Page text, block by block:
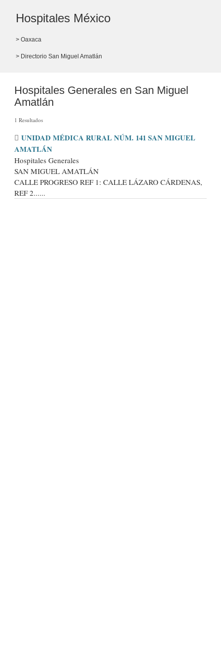
Hospitales México
> Oaxaca
> Directorio San Miguel Amatlán
Hospitales Generales en San Miguel
Amatlán
1 Resultados
UNIDAD MÉDICA RURAL NÚM. 141 SAN MIGUEL
AMATLÁN
Hospitales Generales
SAN MIGUEL AMATLÁN
CALLE PROGRESO REF 1: CALLE LÁZARO CÁRDENAS,
REF 2......